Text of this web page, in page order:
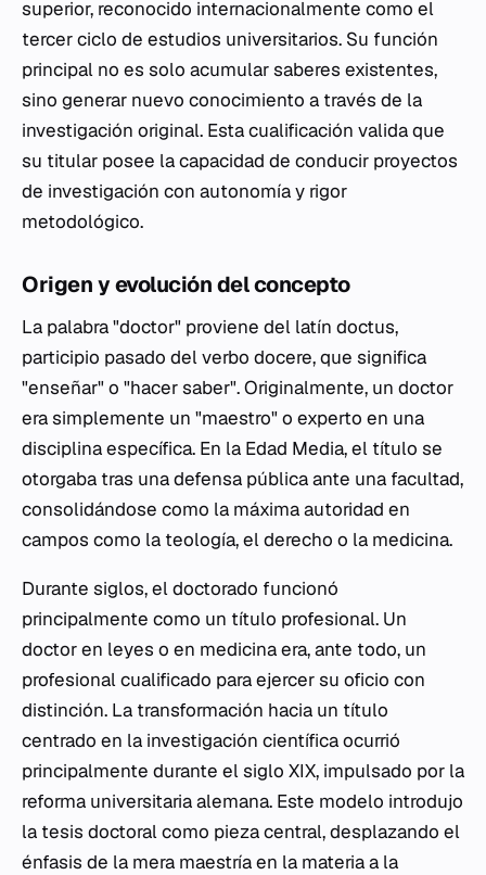
superior, reconocido internacionalmente como el
tercer ciclo de estudios universitarios. Su función
principal no es solo acumular saberes existentes,
sino generar nuevo conocimiento a través de la
investigación original. Esta cualificación valida que
su titular posee la capacidad de conducir proyectos
de investigación con autonomía y rigor
metodológico.
Origen y evolución del concepto
La palabra "doctor" proviene del latín doctus,
participio pasado del verbo docere, que significa
"enseñar" o "hacer saber". Originalmente, un doctor
era simplemente un "maestro" o experto en una
disciplina específica. En la Edad Media, el título se
otorgaba tras una defensa pública ante una facultad,
consolidándose como la máxima autoridad en
campos como la teología, el derecho o la medicina.
Durante siglos, el doctorado funcionó
principalmente como un título profesional. Un
doctor en leyes o en medicina era, ante todo, un
profesional cualificado para ejercer su oficio con
distinción. La transformación hacia un título
centrado en la investigación científica ocurrió
principalmente durante el siglo XIX, impulsado por la
reforma universitaria alemana. Este modelo introdujo
la tesis doctoral como pieza central, desplazando el
énfasis de la mera maestría en la materia a la